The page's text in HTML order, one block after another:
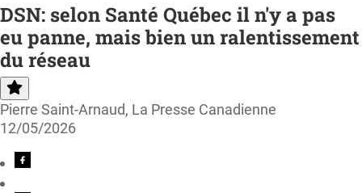
DSN: selon Santé Québec il n'y a pas
eu panne, mais bien un ralentissement
du réseau
Pierre Saint-Arnaud, La Presse Canadienne
12/05/2026